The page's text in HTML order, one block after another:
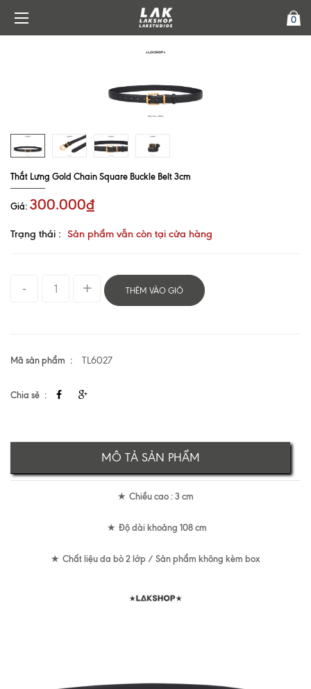
0
Thắt Lưng Gold Chain Square Buckle Belt 3cm
Giá: 300.000₫
Trạng thái : Sản phẩm vẫn còn tại cửa hàng
THÊM VÀO GIỎ
Mã sản phẩm TL6027
Chia sẻ
MÔ TẢ SẢN PHẨM
★ Chiều cao : 3 cm
★ Độ dài khoảng 108 cm
★ Chất liệu da bò 2 lớp / Sản phẩm không kèm box